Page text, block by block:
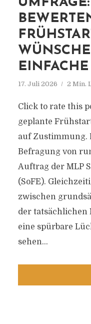
17. Juli 2026 2 Min.
Click to rate this
geplante
auf Zustimmung.
Befragung von
Auftrag der MLP
(SoFE).
zwischen
der tatsächlichen
eine spürbare
sehen...